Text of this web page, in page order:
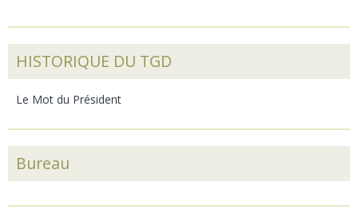
HISTORIQUE DU TGD
Le Mot du Président
Bureau